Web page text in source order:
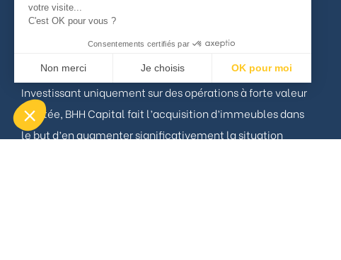
BHH Capital est un acteur pragmatique du marché
Investissant uniquement sur des opérations à forte valeur
ajoutée, BHH Capital fait l’acquisition d’immeubles dans
le but d’en augmenter significativement la situation
votre visite...
C'est OK pour vous ?
Consentements certifiés par
Non merci Je choisis
OK pour moi
Axeptio consent
Plateforme de Gestion du Consentement : Personnalisez vos Options
Notre plateforme vous permet d'adapter et de gérer vos paramètres